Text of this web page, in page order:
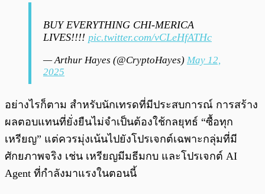
BUY EVERYTHING CHI-MERICA
LIVES!!!! pic.twitter.com/vCLeHfATHc
— Arthur Hayes (@CryptoHayes) May 12,
2025
อย่างไรก็ตาม สำหรับนักเทรดที่มีประสบการณ์ การสร้าง
ผลตอบแทนที่ยั่งยืนไม่จำเป็นต้องใช้กลยุทธ์ “ซื้อทุก
เหรียญ” แต่ควรมุ่งเน้นไปยังโปรเจกต์เฉพาะกลุ่มที่มี
ศักยภาพจริง เช่น เหรียญมีมธีมกบ และโปรเจกต์ AI
Agent ที่กำลังมาแรงในตอนนี้